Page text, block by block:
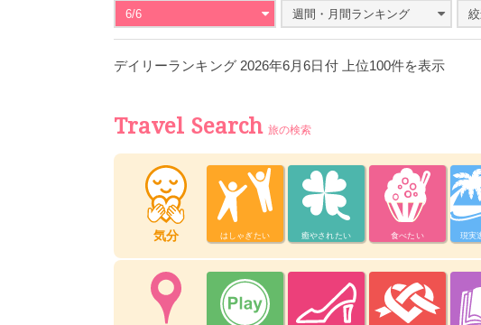
6/6 週間・月間ランキング
デイリーランキング 2026年6月6日付 上位100件を表示
Travel Search 旅の検索
気分 はしゃぎたい 癒やされたい 食べたい 現実